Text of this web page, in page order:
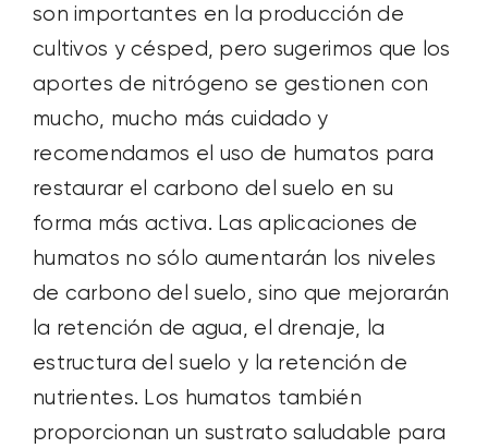
son importantes en la producción de
cultivos y césped, pero sugerimos que los
aportes de nitrógeno se gestionen con
mucho, mucho más cuidado y
recomendamos el uso de humatos para
restaurar el carbono del suelo en su
forma más activa. Las aplicaciones de
humatos no sólo aumentarán los niveles
de carbono del suelo, sino que mejorarán
la retención de agua, el drenaje, la
estructura del suelo y la retención de
nutrientes. Los humatos también
proporcionan un sustrato saludable para